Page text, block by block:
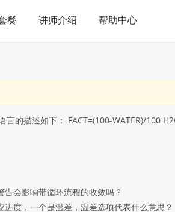
餐 讲师介绍 帮助中心
描述如下： FACT=(100-WATER)/100
会影响带循环流程的收敛吗？
度，一个是温差，温差选项代表什么意思？